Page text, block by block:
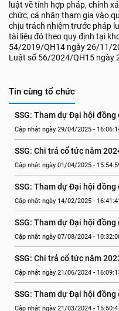
luật về tính hợp pháp, chính
chức, cá nhân tham gia vào
chịu trách nhiệm trước pháp
tài liệu đó theo quy định tại
54/2019/QH14 ngày 26/11/
Luật số 56/2024/QH15 ngày
Tin cùng tổ chức
SSG: Tham dự Đại hội
Cập nhật ngày 29/04/2025 -
SSG: Chi trả cổ tức năm
Cập nhật ngày 01/04/2025 -
SSG: Tham dự Đại hội
Cập nhật ngày 14/02/2025 -
SSG: Tham dự Đại hội
Cập nhật ngày 07/08/2024 -
SSG: Chi trả cổ tức năm
Cập nhật ngày 21/06/2024 -
SSG: Tham dự Đại hội
Cập nhật ngày 21/03/2024 -